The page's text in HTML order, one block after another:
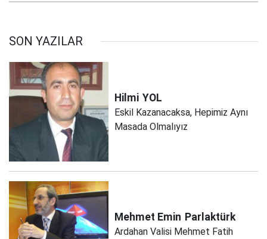
SON YAZILAR
Hilmi YOL
Eskil Kazanacaksa, Hepimiz Aynı
Masada Olmalıyız
Mehmet Emin Parlaktürk
Ardahan Valisi Mehmet Fatih